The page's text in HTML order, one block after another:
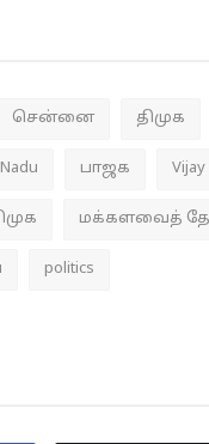
சென்னை திமுக
பாஜக Vijay
மக்களவைத்
politics